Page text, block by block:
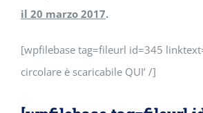
il 20 marzo 2017.
[wpfilebase tag=fileurl id=345
circolare è scaricabile QUI’ /]